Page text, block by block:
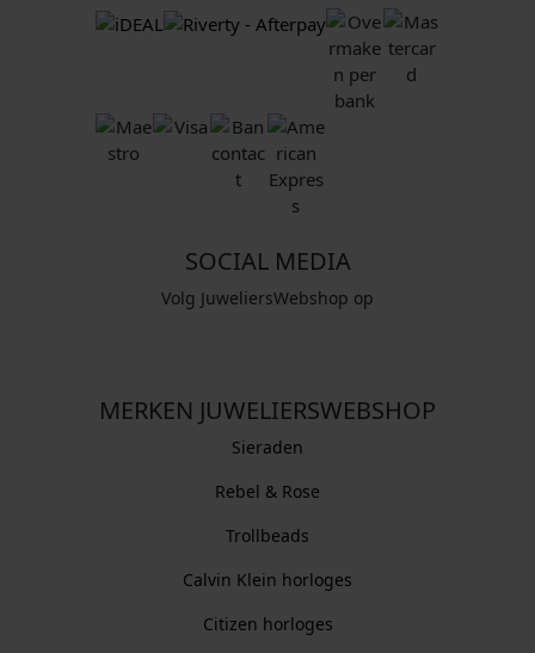
SOCIAL MEDIA
Volg JuweliersWebshop op
MERKEN JUWELIERSWEBSHOP
Sieraden
Rebel & Rose
Trollbeads
Calvin Klein horloges
Citizen horloges